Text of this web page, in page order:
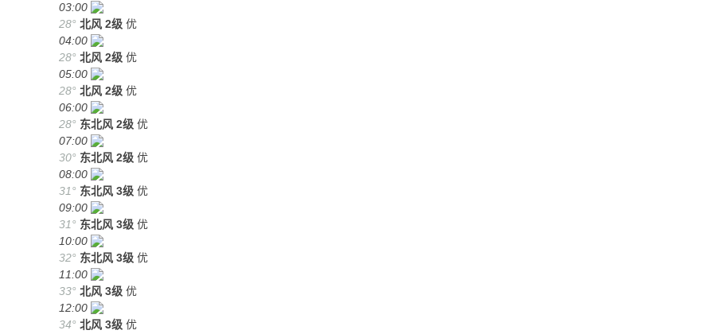
03:00
28° 北风 2级 优
04:00
28° 北风 2级 优
05:00
28° 北风 2级 优
06:00
28° 东北风 2级 优
07:00
30° 东北风 2级 优
08:00
31° 东北风 3级 优
09:00
31° 东北风 3级 优
10:00
32° 东北风 3级 优
11:00
33° 北风 3级 优
12:00
34° 北风 3级 优